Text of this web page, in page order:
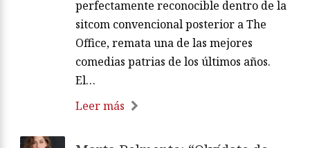
perfectamente reconocible dentro de la
sitcom convencional posterior a The
Office, remata una de las mejores
comedias patrias de los últimos años.
El…
Leer más